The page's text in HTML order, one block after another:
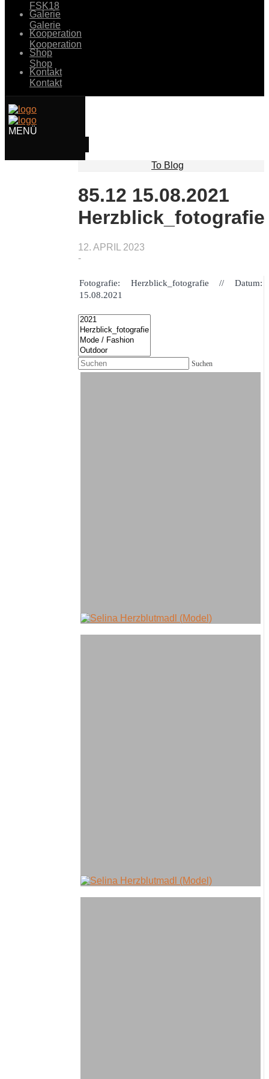
FSK18
Galerie
Galerie
Kooperation
Kooperation
Shop
Shop
Kontakt
Kontakt
To Blog
85.12 15.08.2021
Herzblick_fotografie
12. APRIL 2023
-
Fotografie: Herzblick_fotografie // Datum:
15.08.2021
Suchen